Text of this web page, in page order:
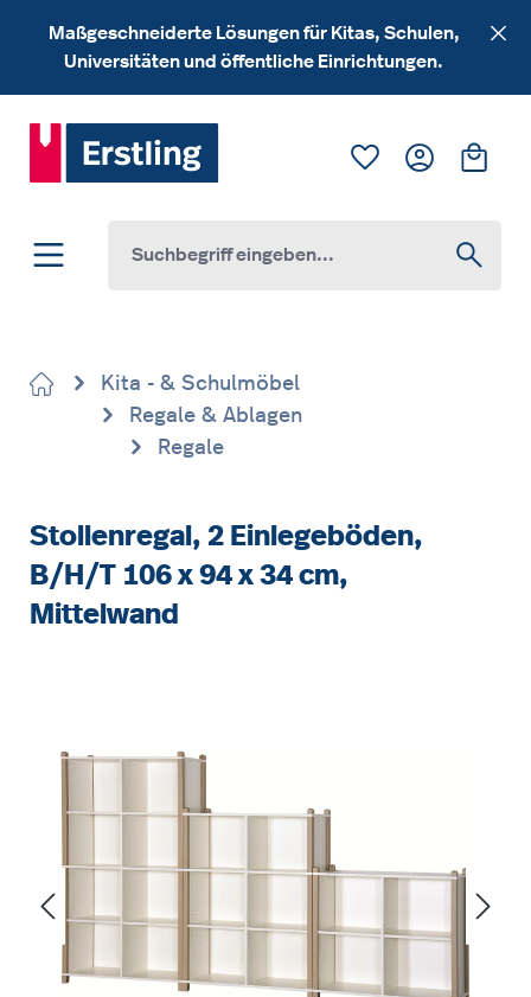
Zum Hauptinhalt springen
Maßgeschneiderte Lösungen für Kitas, Schulen,
Universitäten und öffentliche Einrichtungen.
Du hast 0
Kita - & Schulmöbel
Regale & Ablagen
Regale
Stollenregal, 2 Einlegeböden,
B/H/T 106 x 94 x 34 cm,
Mittelwand